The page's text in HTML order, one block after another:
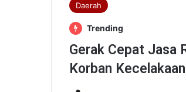
Daerah
Trending
Gerak Cepat Jasa
Korban